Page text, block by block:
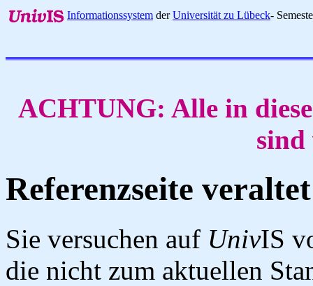
Informationssystem derUniversität zu Lübeck-
ACHTUNG: Alle in
Referenzseite veraltet
Sie versuchen auf UnivIS
die nicht zum aktuellen